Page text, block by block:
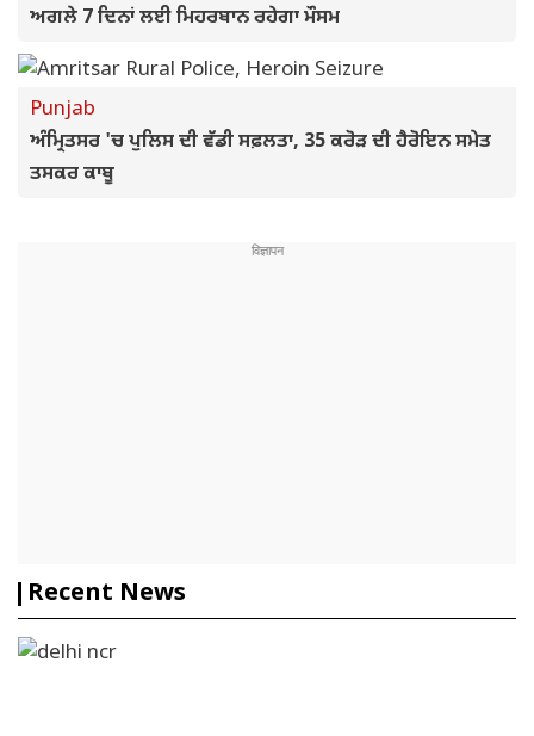
ਅਗਲੇ 7 ਦਿਨਾਂ ਲਈ ਮਿਹਰਬਾਨ ਰਹੇਗਾ ਮੌਸਮ
Punjab
ਅੰਮ੍ਰਿਤਸਰ 'ਚ ਪੁਲਿਸ ਦੀ ਵੱਡੀ ਸਫ਼ਲਤਾ, 35 ਕਰੋੜ ਦੀ ਹੈਰੋਇਨ ਸਮੇਤ
ਤਸਕਰ ਕਾਬੂ
Recent News